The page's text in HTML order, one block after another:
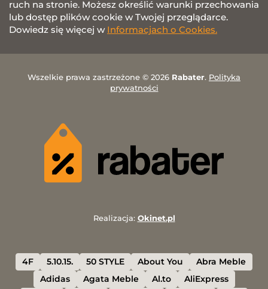
ruch na stronie. Możesz określić warunki przechowania
lub dostęp plików cookie w Twojej przeglądarce.
Dowiedz się więcej w Informacjach o Cookies.
Wszelkie prawa zastrzeżone © 2026 Rabater. Polityka
prywatności
Realizacja: Okinet.pl
4F 5.10.15. 50 STYLE About You
Abra Meble
Adidas
Agata Meble Al.to AliExpress